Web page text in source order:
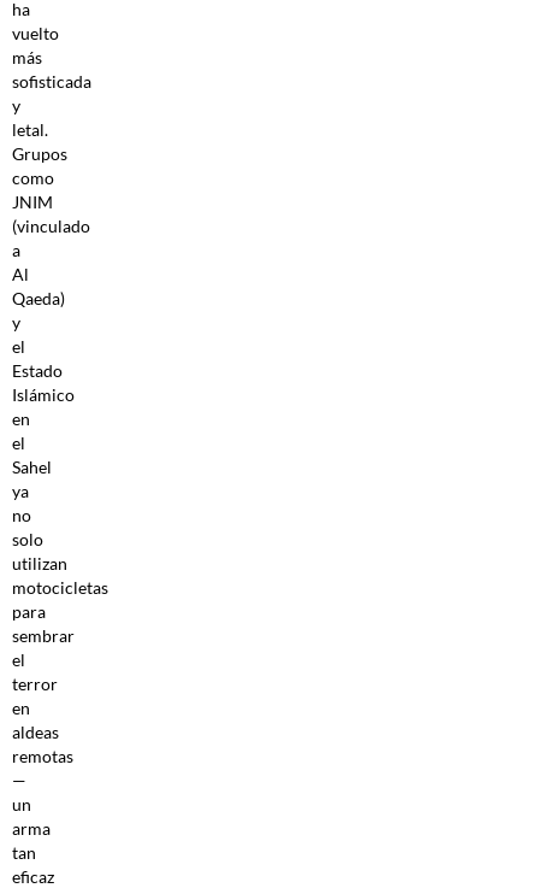
ha
vuelto
más
sofisticada
y
letal.
Grupos
como
JNIM
(vinculado
a
Al
Qaeda)
y
el
Estado
Islámico
en
el
Sahel
ya
no
solo
utilizan
motocicletas
para
sembrar
el
terror
en
aldeas
remotas
—
un
arma
tan
eficaz